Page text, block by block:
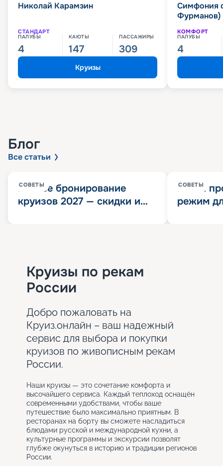
Николай Карамзин
СТАНДАРТ
ПАЛУБЫ
4
КАЮТЫ
147
ПАССАЖИРЫ
309
Круизы
Симфония
Фурманов)
КОМФОРТ
ПАЛУБЫ
4
Блог
Все статьи
СОВЕТЫ
Раннее бронирование
круизов 2027 — скидки и
СОВЕТЫ
Китай
режим
Круизы по рекам
России
Добро пожаловать на
Круиз.онлайн – ваш надежный
сервис для выбора и покупки
круизов по живописным рекам
России.
Наши круизы — это сочетание комфорта и
высочайшего сервиса. Каждый теплоход оснащён
современными удобствами, чтобы ваше
путешествие было максимально приятным. В
ресторанах на борту вы сможете насладиться
блюдами русской и международной кухни, а
культурные программы и экскурсии позволят
глубже окунуться в историю и традиции регионов
России.